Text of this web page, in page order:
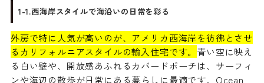
1-1.西海岸スタイルで海沿いの日常を彩る
外房で特に人気が高いのが、アメリカ西海岸を彷彿とさせ
るカリフォルニアスタイルの輸入住宅です。 青い空に映え
る白い壁や、開放感あふれるカバードポーチは、サーフィ
ンや海辺の散歩が日常にある暮らしに最適です。Ocean